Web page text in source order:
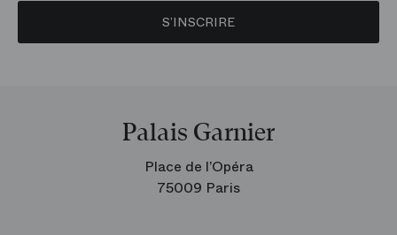
S’INSCRIRE
Palais Garnier
Place de l’Opéra
75009 Paris